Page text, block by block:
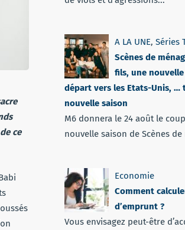
ce
A LA UNE, Séries
Scènes de
fils, une
départ vers les Etats-Unis, …
nouvelle saison
M6 donnera le 24 août le
nouvelle saison de Scènes de
Economie
Comment
d’emprunt ?
Vous envisagez peut-être